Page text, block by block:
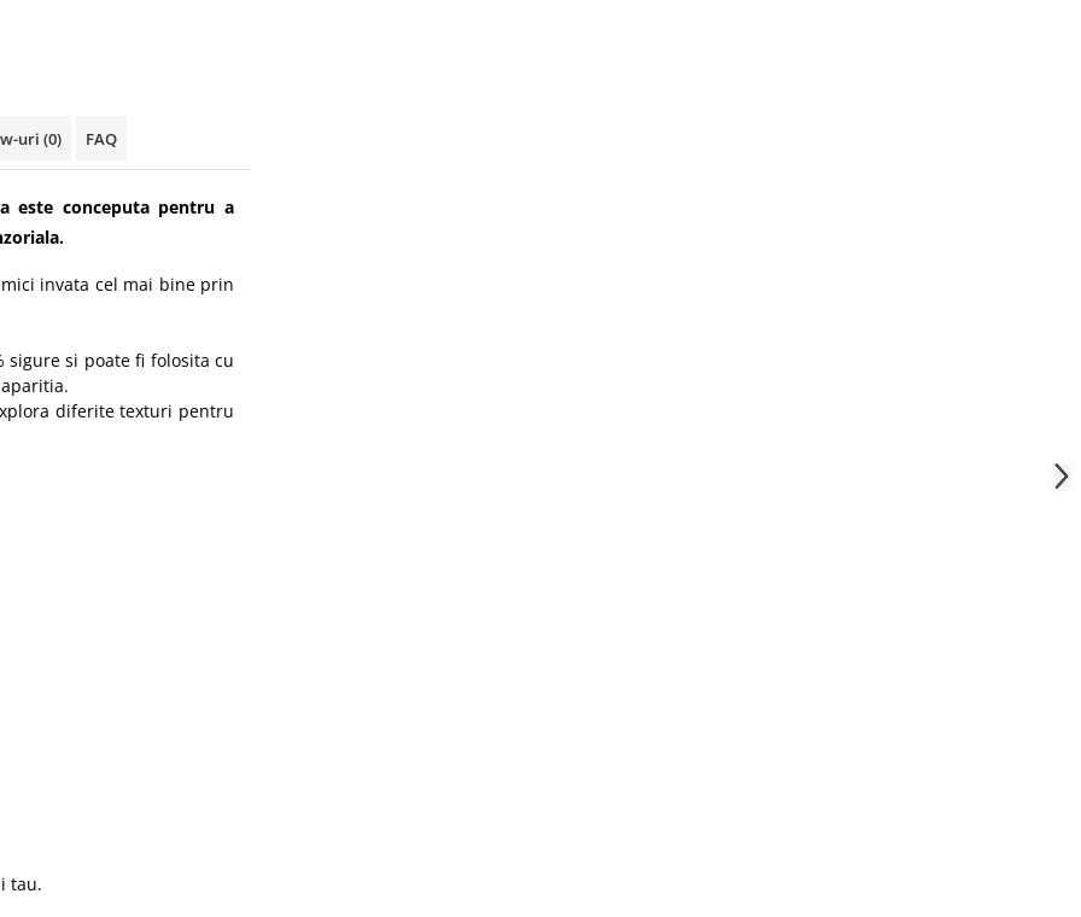
uri (0) FAQ
este conceputa pentru a
invata cel mai bine prin
sigure si poate fi folosita cu
diferite texturi pentru
tau.